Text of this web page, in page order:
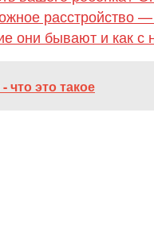
расстройство —
они бывают и как с
что это такое